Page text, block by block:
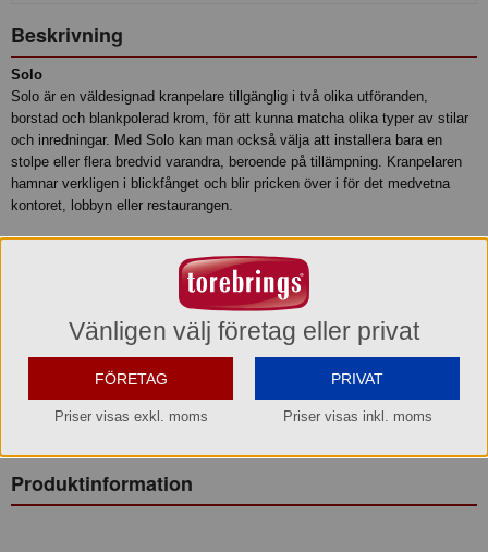
Beskrivning
Solo
Solo är en väldesignad kranpelare tillgänglig i två olika utföranden,
borstad och blankpolerad krom, för att kunna matcha olika typer av stilar
och inredningar. Med Solo kan man också välja att installera bara en
stolpe eller flera bredvid varandra, beroende på tillämpning. Kranpelaren
hamnar verkligen i blickfånget och blir pricken över i för det medvetna
kontoret, lobbyn eller restaurangen.
Stolpen är tillverkad utifrån bar-principen med ett separat torn per
dryckesval och kombineras med fördel med två separata kranar i en
installation för stilla och kolsyrat vatten tillsammans.
Specifikationer
Passar med: Alla Escowas kylare.
Krantyp: Mekanisk med återfjädrande handtag.
Mått (BxHxD): 66x518x217 mm
Produktinformation
Vänligen välj företag eller privat
FÖRETAG
Priser visas exkl. moms
PRIVAT
Priser visas inkl. moms